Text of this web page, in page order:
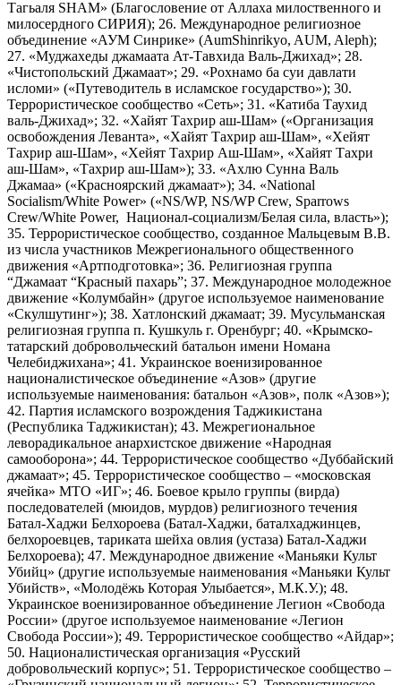
Тагьаля SHAM» (Благословение от Аллаха милоственного и
милосердного СИРИЯ); 26. Международное религиозное
объединение «АУМ Синрике» (AumShinrikyo, AUM, Aleph);
27. «Муджахеды джамаата Ат-Тавхида Валь-Джихад»; 28.
«Чистопольский Джамаат»; 29. «Рохнамо ба суи давлати
исломи» («Путеводитель в исламское государство»); 30.
Террористическое сообщество «Сеть»; 31. «Катиба Таухид
валь-Джихад»; 32. «Хайят Тахрир аш-Шам» («Организация
освобождения Леванта», «Хайят Тахрир аш-Шам», «Хейят
Тахрир аш-Шам», «Хейят Тахрир Аш-Шам», «Хайят Тахри
аш-Шам», «Тахрир аш-Шам»); 33. «Ахлю Сунна Валь
Джамаа» («Красноярский джамаат»); 34. «National
Socialism/White Power» («NS/WP, NS/WP Crew, Sparrows
Crew/White Power, Национал-социализм/Белая сила, власть»);
35. Террористическое сообщество, созданное Мальцевым В.В.
из числа участников Межрегионального общественного
движения «Артподготовка»; 36. Религиозная группа
“Джамаат “Красный пахарь”; 37. Международное молодежное
движение «Колумбайн» (другое используемое наименование
«Скулшутинг»); 38. Хатлонский джамаат; 39. Мусульманская
религиозная группа п. Кушкуль г. Оренбург; 40. «Крымско-
татарский добровольческий батальон имени Номана
Челебиджихана»; 41. Украинское военизированное
националистическое объединение «Азов» (другие
используемые наименования: батальон «Азов», полк «Азов»);
42. Партия исламского возрождения Таджикистана
(Республика Таджикистан); 43. Межрегиональное
леворадикальное анархистское движение «Народная
самооборона»; 44. Террористическое сообщество «Дуббайский
джамаат»; 45. Террористическое сообщество – «московская
ячейка» МТО «ИГ»; 46. Боевое крыло группы (вирда)
последователей (мюидов, мурдов) религиозного течения
Батал-Хаджи Белхороева (Батал-Хаджи, баталхаджинцев,
белхороевцев, тариката шейха овлия (устаза) Батал-Хаджи
Белхороева); 47. Международное движение «Маньяки Культ
Убийц» (другие используемые наименования «Маньяки Культ
Убийств», «Молодёжь Которая Улыбается», М.К.У.); 48.
Украинское военизированное объединение Легион «Свобода
России» (другое используемое наименование «Легион
Свобода России»); 49. Террористическое сообщество «Айдар»;
50. Националистическая организация «Русский
добровольческий корпус»; 51. Террористическое сообщество –